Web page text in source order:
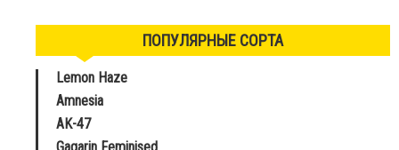
ПОПУЛЯРНЫЕ СОРТА
Lemon Haze
Amnesia
AK-47
Gagarin Feminised